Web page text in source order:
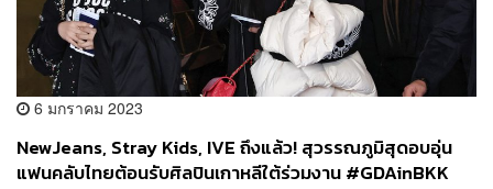
6 มกราคม 2023
NewJeans, Stray Kids, IVE ถึงแล้ว! สุวรรณภูมิสุดอบอุ่น
แฟนคลับไทยต้อนรับศิลปินเกาหลีใต้ร่วมงาน #GDAinBKK